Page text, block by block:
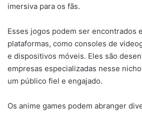
imersiva para os fãs.
Esses jogos podem ser encontrados
plataformas, como consoles de
e dispositivos móveis. Eles são
empresas especializadas nesse
um público fiel e engajado.
Os anime games podem abranger